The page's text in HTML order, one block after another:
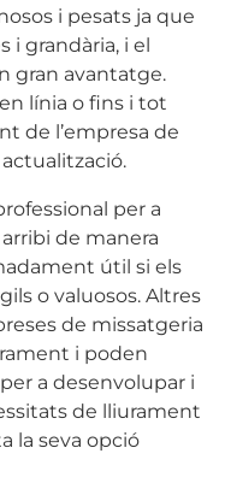
i pesats ja que
i grandària, i el
gran avantatge.
línia o fins i tot
de l’empresa de
actualització.
per a
de manera
útil si els
o valuosos. Altres
de missatgeria
i poden
a desenvolupar i
de lliurament
la seva opció